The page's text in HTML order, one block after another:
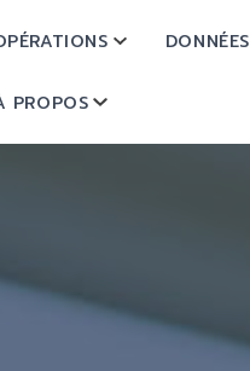
SHOWDONNÉES
PROPOS SHOW